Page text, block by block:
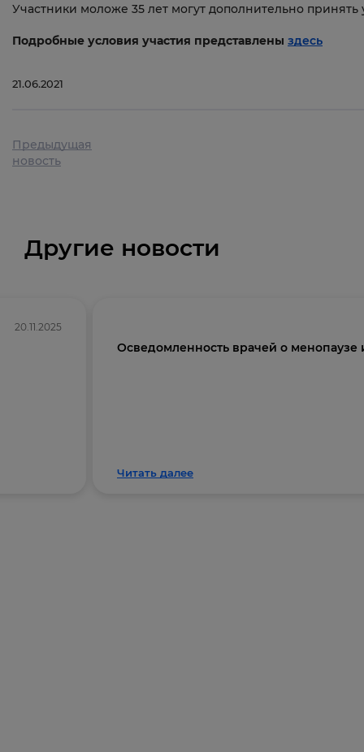
Участники моложе 35 лет могут дополнительно принять
Подробные условия участия представлены здесь
21.06.2021
Предыдущая
новость
Другие новости
Осведомленность врачей о
Читать далее
20.11.2025